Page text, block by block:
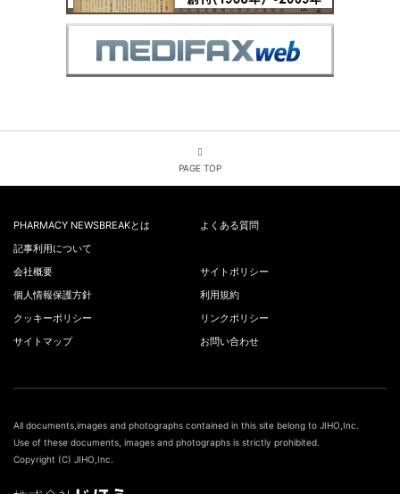
PAGE TOP
PHARMACY NEWSBREAKとは
よくある質問
記事利用について
会社概要
サイトポリシー
個人情報保護方針
利用規約
クッキーポリシー
リンクポリシー
サイトマップ
お問い合わせ
All documents,images and photographs contained in this site belong to JIHO,Inc.
Use of these documents, images and photographs is strictly prohibited.
Copyright (C) JIHO,Inc.